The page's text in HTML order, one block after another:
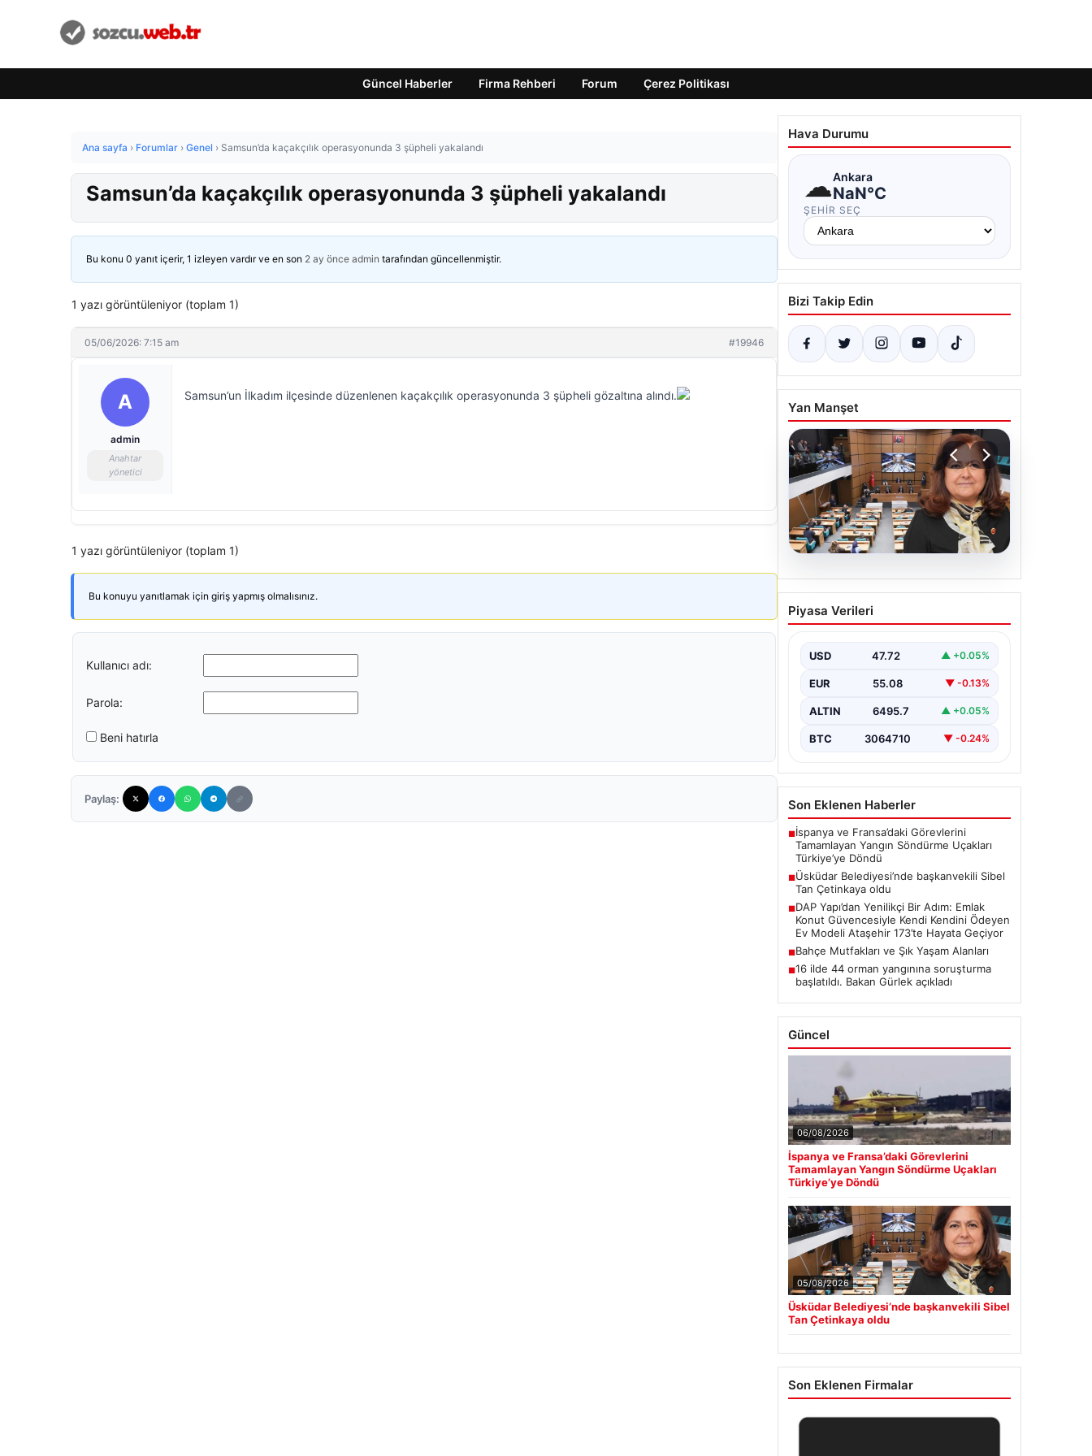
Güncel Haberler Firma Rehberi Forum Çerez Politikası
Ana sayfa › Forumlar › Genel › Samsun’da kaçakçılık operasyonunda 3 şüpheli yakalandı
Samsun’da kaçakçılık operasyonunda 3 şüpheli yakalandı
Bu konu 0 yanıt içerir, 1 izleyen vardır ve en son 2 ay önce admin tarafından güncellenmiştir.
1 yazı görüntüleniyor (toplam 1)
05/06/2026: 7:15 am #19946
A
admin
Anahtar
yönetici
Samsun’un İlkadım ilçesinde düzenlenen kaçakçılık operasyonunda 3 şüpheli gözaltına alındı.
1 yazı görüntüleniyor (toplam 1)
Bu konuyu yanıtlamak için giriş yapmış olmalısınız.
Kullanıcı adı:
Parola:
Beni hatırla
Paylaş:
Hava Durumu
☁Ankara
NaN°C
ŞEHIR SEÇ
Bizi Takip Edin
Yan Manşet
Üsküdar Belediyesi’nde
başkanvekili Sibel Tan
Piyasa Verileri
USD 47.72 ▲ +0.05%
EUR 55.08 ▼ -0.13%
ALTIN 6495.7 ▲ +0.05%
BTC 3064710 ▼ -0.24%
Son Eklenen Haberler
■İspanya ve Fransa’daki Görevlerini
Tamamlayan Yangın Söndürme Uçakları
Türkiye’ye Döndü
■Üsküdar Belediyesi’nde başkanvekili Sibel
Tan Çetinkaya oldu
■DAP Yapı’dan Yenilikçi Bir Adım: Emlak
Konut Güvencesiyle Kendi Kendini Ödeyen
Ev Modeli Ataşehir 173’te Hayata Geçiyor
■Bahçe Mutfakları ve Şık Yaşam Alanları
■16 ilde 44 orman yangınına soruşturma
başlatıldı. Bakan Gürlek açıkladı
Güncel
06/08/2026
İspanya ve Fransa’daki Görevlerini
Tamamlayan Yangın Söndürme Uçakları
Türkiye’ye Döndü
05/08/2026
Üsküdar Belediyesi’nde başkanvekili Sibel
Tan Çetinkaya oldu
Son Eklenen Firmalar